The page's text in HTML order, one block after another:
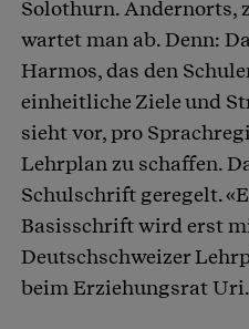
Solothurn. Andernorts,
wartet man ab. Denn:
Harmos, das den
einheitliche Ziele und
sieht vor, pro
Lehrplan zu schaffen.
Schulschrift geregelt.
Basisschrift wird erst
Deutschschweizer
beim Erziehungsrat Uri.